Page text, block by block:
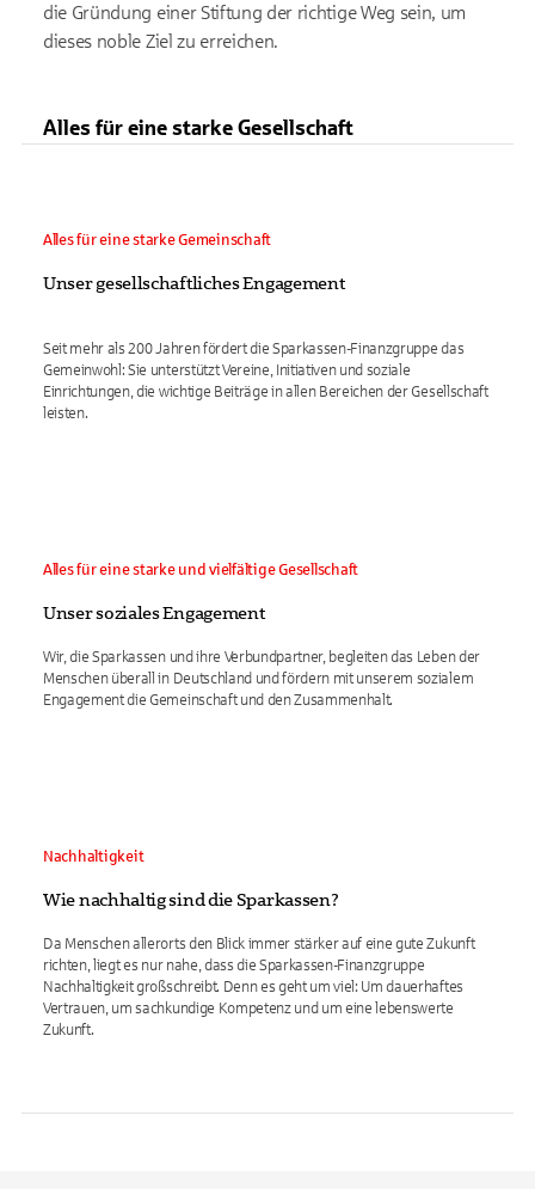
die Gründung einer Stiftung der richtige Weg sein, um
dieses noble Ziel zu erreichen.
Alles für eine starke Gesellschaft
Alles für eine starke Gemeinschaft
Unser gesellschaftliches Engagement
Seit mehr als 200 Jahren fördert die Sparkassen-Finanzgruppe das
Gemeinwohl: Sie unterstützt Vereine, Initiativen und soziale
Einrichtungen, die wichtige Beiträge in allen Bereichen der Gesellschaft
leisten.
Alles für eine starke und vielfältige Gesellschaft
Unser soziales Engagement
Wir, die Sparkassen und ihre Verbundpartner, begleiten das Leben der
Menschen überall in Deutschland und fördern mit unserem sozialem
Engagement die Gemeinschaft und den Zusammenhalt.
Nachhaltigkeit
Wie nachhaltig sind die Sparkassen?
Da Menschen allerorts den Blick immer stärker auf eine gute Zukunft
richten, liegt es nur nahe, dass die Sparkassen-Finanzgruppe
Nachhaltigkeit großschreibt. Denn es geht um viel: Um dauerhaftes
Vertrauen, um sachkundige Kompetenz und um eine lebenswerte
Zukunft.